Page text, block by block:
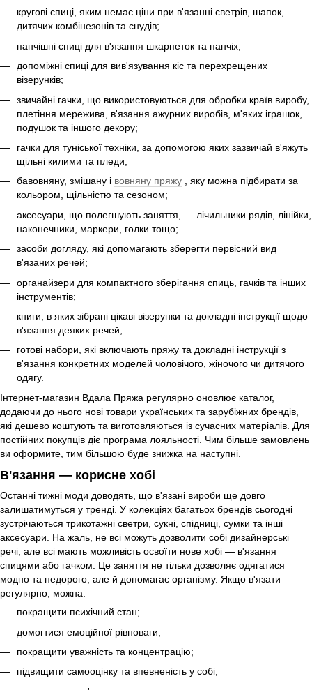
кругові спиці, яким немає ціни при в'язанні светрів, шапок,
дитячих комбінезонів та снудів;
панчішні спиці для в'язання шкарпеток та панчіх;
допоміжні спиці для вив'язування кіс та перехрещених
візерунків;
звичайні гачки, що використовуються для обробки країв виробу,
плетіння мережива, в'язання ажурних виробів, м'яких іграшок,
подушок та іншого декору;
гачки для туніської техніки, за допомогою яких зазвичай в'яжуть
щільні килими та пледи;
бавовняну, змішану і вовняну пряжу , яку можна підбирати за
кольором, щільністю та сезоном;
аксесуари, що полегшують заняття, — лічильники рядів, лінійки,
наконечники, маркери, голки тощо;
засоби догляду, які допомагають зберегти первісний вид
в'язаних речей;
органайзери для компактного зберігання спиць, гачків та інших
інструментів;
книги, в яких зібрані цікаві візерунки та докладні інструкції щодо
в'язання деяких речей;
готові набори, які включають пряжу та докладні інструкції з
в'язання конкретних моделей чоловічого, жіночого чи дитячого
одягу.
Інтернет-магазин Вдала Пряжа регулярно оновлює каталог,
додаючи до нього нові товари українських та зарубіжних брендів,
які дешево коштують та виготовляються із сучасних матеріалів. Для
постійних покупців діє програма лояльності. Чим більше замовлень
ви оформите, тим більшою буде знижка на наступні.
В'язання — корисне хобі
Останні тижні моди доводять, що в'язані вироби ще довго
залишатимуться у тренді. У колекціях багатьох брендів сьогодні
зустрічаються трикотажні светри, сукні, спідниці, сумки та інші
аксесуари. На жаль, не всі можуть дозволити собі дизайнерські
речі, але всі мають можливість освоїти нове хобі — в'язання
спицями або гачком. Це заняття не тільки дозволяє одягатися
модно та недорого, але й допомагає організму. Якщо в'язати
регулярно, можна:
покращити психічний стан;
домогтися емоційної рівноваги;
покращити уважність та концентрацію;
підвищити самооцінку та впевненість у собі;